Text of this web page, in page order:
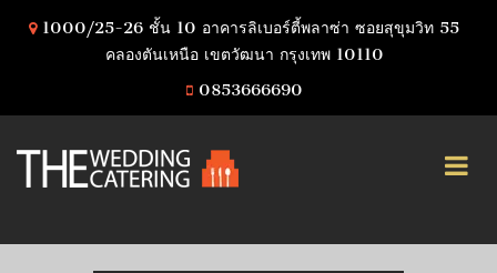
1000/25-26 ชั้น 10 อาคารลิเบอร์ตี้พลาซ่า ซอยสุขุมวิท 55
คลองตันเหนือ เขตวัฒนา กรุงเทพ 10110
0853666690